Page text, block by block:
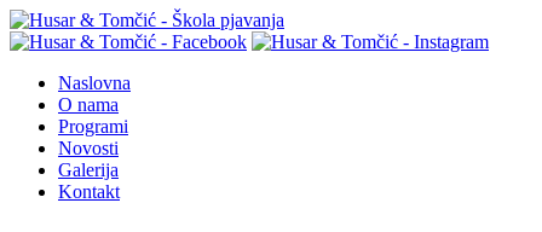
Naslovna
O nama
Programi
Novosti
Galerija
Kontakt